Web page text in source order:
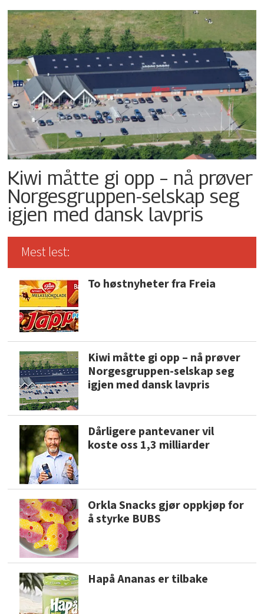
Kiwi måtte gi opp – nå prøver
Norgesgruppen-selskap seg
igjen med dansk lavpris
Mest lest:
To høstnyheter fra Freia
Kiwi måtte gi opp – nå prøver
Norgesgruppen-selskap seg
igjen med dansk lavpris
Dårligere pantevaner vil
koste oss 1,3 milliarder
Orkla Snacks gjør oppkjøp for
å styrke BUBS
Hapå Ananas er tilbake